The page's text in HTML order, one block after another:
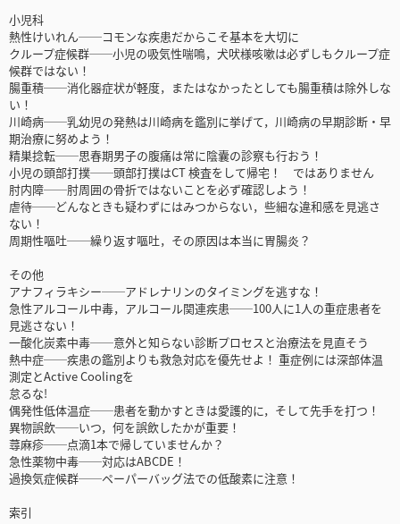
小児科
熱性けいれん──コモンな疾患だからこそ基本を大切に
クループ症候群──小児の吸気性喘鳴，犬吠様咳嗽は必ずしもクループ症
候群ではない！
腸重積──消化器症状が軽度，またはなかったとしても腸重積は除外しな
い！
川崎病──乳幼児の発熱は川崎病を鑑別に挙げて，川崎病の早期診断・早
期治療に努めよう！
精巣捻転──思春期男子の腹痛は常に陰囊の診察も行おう！
小児の頭部打撲──頭部打撲はCT 検査をして帰宅！ ではありません
肘内障──肘周囲の骨折ではないことを必ず確認しよう！
虐待──どんなときも疑わずにはみつからない，些細な違和感を見逃さ
ない！
周期性嘔吐──繰り返す嘔吐，その原因は本当に胃腸炎？
その他
アナフィラキシー──アドレナリンのタイミングを逃すな！
急性アルコール中毒，アルコール関連疾患──100人に1人の重症患者を
見逃さない！
一酸化炭素中毒──意外と知らない診断プロセスと治療法を見直そう
熱中症──疾患の鑑別よりも救急対応を優先せよ！ 重症例には深部体温
測定とActive Coolingを
怠るな!
偶発性低体温症──患者を動かすときは愛護的に，そして先手を打つ！
異物誤飲──いつ，何を誤飲したかが重要！
蕁麻疹──点滴1本で帰していませんか？
急性薬物中毒──対応はABCDE！
過換気症候群──ペーパーバッグ法での低酸素に注意！
索引